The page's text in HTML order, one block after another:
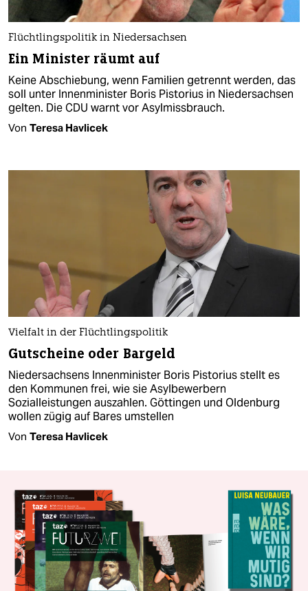
Flüchtlingspolitik in Niedersachsen
Ein Minister räumt auf
Keine Abschiebung, wenn Familien getrennt werden, das
soll unter Innenminister Boris Pistorius in Niedersachsen
gelten. Die CDU warnt vor Asylmissbrauch.
Von Teresa Havlicek
Vielfalt in der Flüchtlingspolitik
Gutscheine oder Bargeld
Niedersachsens Innenminister Boris Pistorius stellt es
den Kommunen frei, wie sie Asylbewerbern
Sozialleistungen auszahlen. Göttingen und Oldenburg
wollen zügig auf Bares umstellen
Von Teresa Havlicek